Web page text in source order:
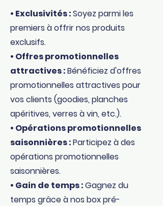
• Exclusivités :Soyez parmi les
premiers à offrir nos produits
exclusifs.
• Offres promotionnelles
attractives :Bénéficiez d'offres
promotionnelles attractives pour
vos clients (goodies, planches
apéritives, verres à vin, etc.).
• Opérations promotionnelles
saisonnières :Participez à des
opérations promotionnelles
saisonnières.
• Gain de temps :Gagnez du
temps grâce à nos box pré-